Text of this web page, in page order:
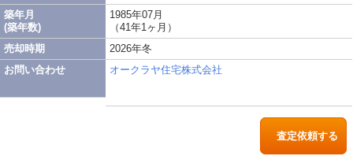
築年月
(築年数)
売却時期
お問い合わせ
1985年07月
（41年1ヶ月）
2026年冬
オークラヤ住宅株式会社
査定依頼する